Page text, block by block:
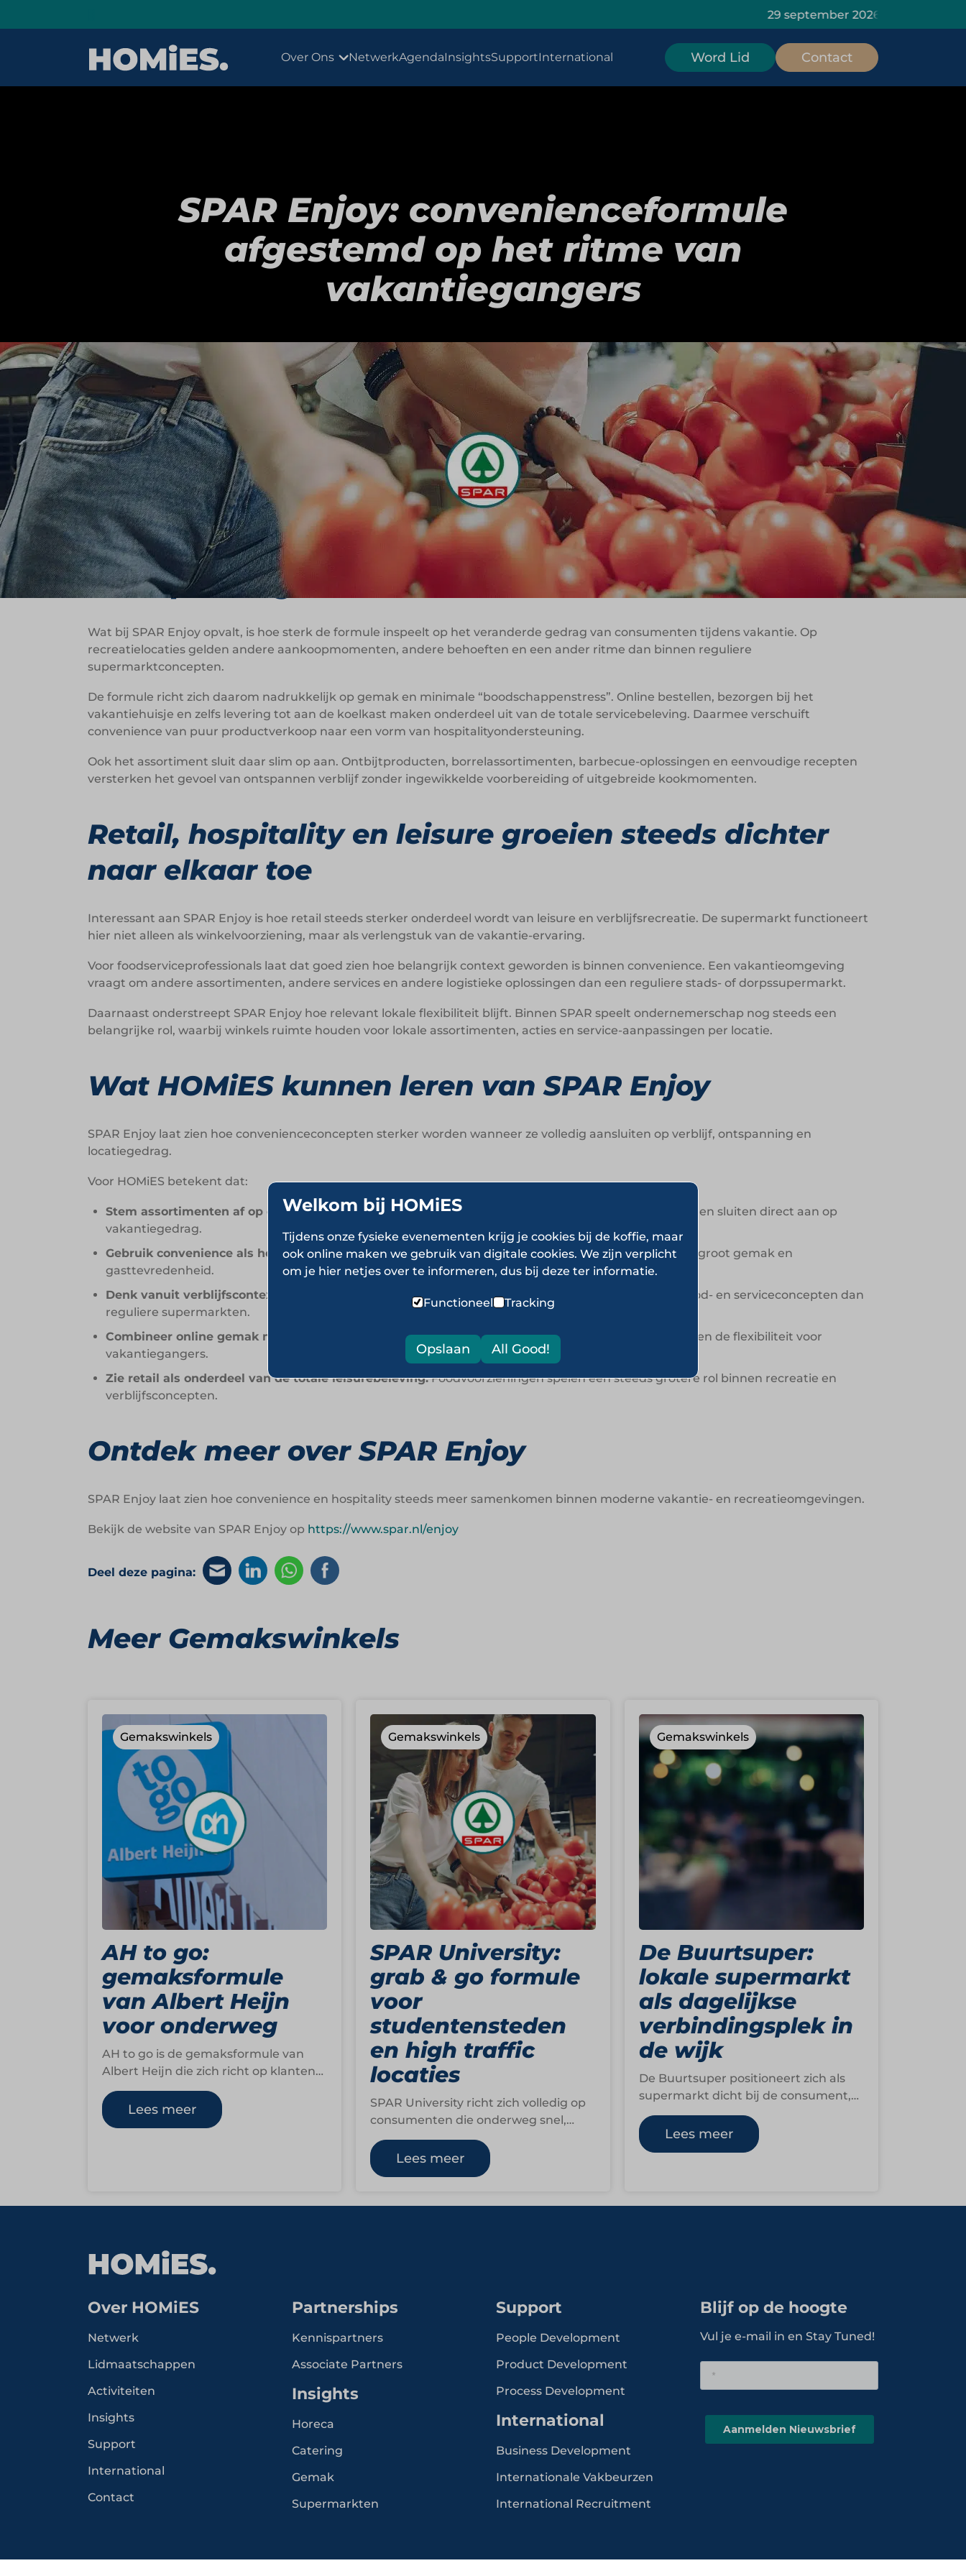
29 september 2026: HOMiES Masterclass
Over Ons NetwerkAgendaInsightsSupportInternational Word Lid Contact
SPAR Enjoy: convenienceformule
afgestemd op het ritme van
vakantiegangers
SPAR Enjoy laat zien hoe convenience zich steeds sterker aanpast aan specifieke verblijfs- en consumptiemomenten. Binnen
vakantieparken draait boodschappen doen namelijk niet alleen om dagelijkse noodzaak, maar vooral om gemak, ontspanning en het
ondersteunen van de totale vakantiebeleving.
De formule is onder andere gevestigd op locaties van Landal GreenParks en richt zich volledig op het gedrag van vakantiegangers.
Van warme broodjes in de ochtend tot barbecueproducten, borrelmomenten en snelle avondmaaltijden: het assortiment is
opgebouwd rondom ontspannen consumptiemomenten tijdens verblijf en recreatie.
Vakantiegedrag vraagt om andere retail- en
foodoplossingen
Wat bij SPAR Enjoy opvalt, is hoe sterk de formule inspeelt op het veranderde gedrag van consumenten tijdens vakantie. Op
recreatielocaties gelden andere aankoopmomenten, andere behoeften en een ander ritme dan binnen reguliere
supermarktconcepten.
De formule richt zich daarom nadrukkelijk op gemak en minimale “boodschappenstress”. Online bestellen, bezorgen bij het
vakantiehuisje en zelfs levering tot aan de koelkast maken onderdeel uit van de totale servicebeleving. Daarmee verschuift
convenience van puur productverkoop naar een vorm van hospitalityondersteuning.
Ook het assortiment sluit daar slim op aan. Ontbijtproducten, borrelassortimenten, barbecue-oplossingen en eenvoudige recepten
versterken het gevoel van ontspannen verblijf zonder ingewikkelde voorbereiding of uitgebreide kookmomenten.
Retail, hospitality en leisure groeien steeds dichter
naar elkaar toe
Interessant aan SPAR Enjoy is hoe retail steeds sterker onderdeel wordt van leisure en verblijfsrecreatie. De supermarkt functioneert
hier niet alleen als winkelvoorziening, maar als verlengstuk van de vakantie-ervaring.
Voor foodserviceprofessionals laat dat goed zien hoe belangrijk context geworden is binnen convenience. Een vakantieomgeving
vraagt om andere assortimenten, andere services en andere logistieke oplossingen dan een reguliere stads- of dorpssupermarkt.
Daarnaast onderstreept SPAR Enjoy hoe relevant lokale flexibiliteit blijft. Binnen SPAR speelt ondernemerschap nog steeds een
belangrijke rol, waarbij winkels ruimte houden voor lokale assortimenten, acties en service-aanpassingen per locatie.
Wat HOMiES kunnen leren van SPAR Enjoy
SPAR Enjoy laat zien hoe convenienceconcepten sterker worden wanneer ze volledig aansluiten op verblijf, ontspanning en
locatiegedrag.
Voor HOMiES betekent dat:
Stem assortimenten af op consumptiemomenten:Ontbijt, barbecue, borrel en snelle avondmaaltijden sluiten direct aan op
vakantiegedrag.
Gebruik convenience als hospitalityservice:Boodschappen bezorgen tot aan het vakantiehuisje vergroot gemak en
gasttevredenheid.
Denk vanuit verblijfscontext in plaats van standaard retail:
Recreatielocaties vragen om andere food- en serviceconcepten dan
reguliere supermarkten.
Combineer online gemak met lokale aanwezigheid:Bestellen, bezorgen en afhalen versterken samen de flexibiliteit voor
vakantiegangers.
Zie retail als onderdeel van de totale leisurebeleving:Foodvoorzieningen spelen een steeds grotere rol binnen recreatie en
verblijfsconcepten.
Ontdek meer over SPAR Enjoy
SPAR Enjoy laat zien hoe convenience en hospitality steeds meer samenkomen binnen moderne vakantie- en recreatieomgevingen.
Bekijk de website van SPAR Enjoy op https://www.spar.nl/enjoy
Deel deze pagina:
Meer Gemakswinkels
Gemakswinkels
AH to go:
gemaksformule
van Albert Heijn
voor onderweg
AH to go is de gemaksformule van
Albert Heijn die zich richt op klanten
onderweg. Sinds de introductie in
1999…Lees meer
Gemakswinkels
SPAR University:
grab & go formule
voor
studentensteden
en high traffic
locaties
SPAR University richt zich volledig op
consumenten die onderweg snel,
makkelijk en direct iets willen eten of
drinken. De formule…
Lees meer
Gemakswinkels
De Buurtsuper:
lokale supermarkt
als dagelijkse
verbindingsplek in
de wijk
De Buurtsuper positioneert zich als
supermarkt dicht bij de consument,
met een duidelijke focus op dagelijkse
boodschappen, versproducten en
lokale…
Lees meer
Over HOMiES
Netwerk
Lidmaatschappen
Activiteiten
Insights
Support
International
Contact
Partnerships
Kennispartners
Associate Partners
Insights
Horeca
Catering
Gemak
Supermarkten
Support
People Development
Product Development
Process Development
International
Business Development
Internationale Vakbeurzen
International Recruitment
Blijf op de hoogte
Vul je e-mail in en Stay Tuned!
Welkom bij HOMiES
Tijdens onze fysieke evenementen krijg je cookies bij de koffie, maar
ook online maken we gebruik van digitale cookies. We zijn verplicht
om je hier netjes over te informeren, dus bij deze ter informatie.
Functioneel Tracking
Opslaan All Good!